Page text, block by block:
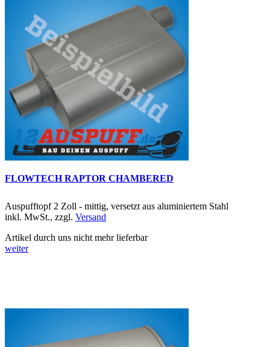
FLOWTECH RAPTOR CHAMBERED
Auspufftopf 2 Zoll - mittig, versetzt aus aluminiertem Stahl
inkl. MwSt., zzgl. Versand
Artikel durch uns nicht mehr lieferbar
weiter